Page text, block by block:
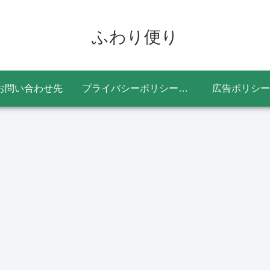
ふわり便り
問い合わせ先 プライバシーポリシー・免責事項 広告ポリシー